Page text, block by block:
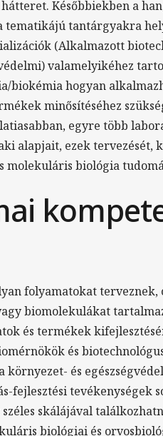
Későbbiekben a
tantárgyakra
(Alkalmazott
valamelyikéhez
biokémia hogyan
minősítéséhez
egyre több
alapjait, ezek tervezését,
molekuláris biológia
folyamatokat
biomolekulákat
és termékek
és
környezet- és
fejlesztési tevékenységek
skálájával
biológiai és